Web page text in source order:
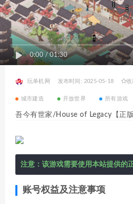
0:00 / 01:30
玩单机网 发布时间: 2025-05-18 收
城市建造 开放世界 所有游戏
吾今有世家/House of Legacy【正版
注意：该游戏需要使用本站提供的
账号权益及注意事项